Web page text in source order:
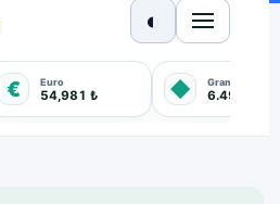
€ Euro
54,981 ₺ ◆ Gram Altın
6.499,220
◐